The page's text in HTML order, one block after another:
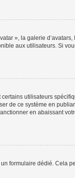
», la galerie
aux utilisateurs. Si
utilisateurs
de ce système en
en abaissant
formulaire dédié. Cela